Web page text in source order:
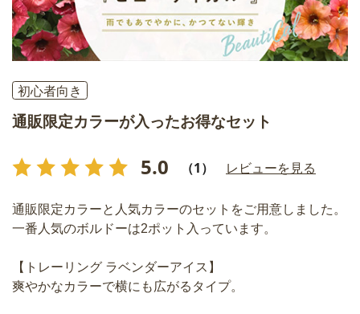
初心者向き
通販限定カラーが入ったお得なセット
5.0 （1） レビューを見る
通販限定カラーと人気カラーのセットをご用意しました。
一番人気のボルドーは2ポット入っています。
【トレーリング ラベンダーアイス】
爽やかなカラーで横にも広がるタイプ。